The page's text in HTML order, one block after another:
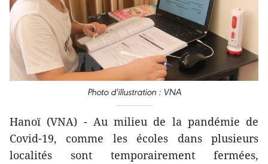
Photo d'illustration : VNA
Hanoï (VNA) - Au milieu de la pandémie de
Covid-19, comme les écoles dans plusieurs
localités sont temporairement fermées,